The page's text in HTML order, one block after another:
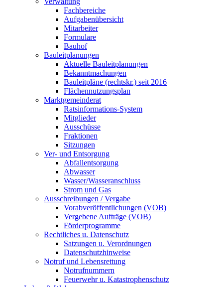
Fachbereiche
Aufgabenübersicht
Mitarbeiter
Formulare
Bauhof
Bauleitplanungen
Aktuelle Bauleitplanungen
Bekanntmachungen
Bauleitpläne (rechtskr.) seit 2016
Flächennutzungsplan
Marktgemeinderat
Ratsinformations-System
Mitglieder
Ausschüsse
Fraktionen
Sitzungen
Ver- und Entsorgung
Abfallentsorgung
Abwasser
Wasser/Wasseranschluss
Strom und Gas
Ausschreibungen / Vergabe
Vorabveröffentlichungen (VOB)
Vergebene Aufträge (VOB)
Förderprogramme
Rechtliches u. Datenschutz
Satzungen u. Verordnungen
Datenschutzhinweise
Notruf und Lebensrettung
Notrufnummern
Feuerwehr u. Katastrophenschutz